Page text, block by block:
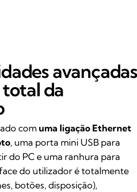
avançadas
da
comuma ligação Ethernet
, uma porta mini USB para
do PC e uma ranhura para
do utilizador é totalmente
botões, disposição),